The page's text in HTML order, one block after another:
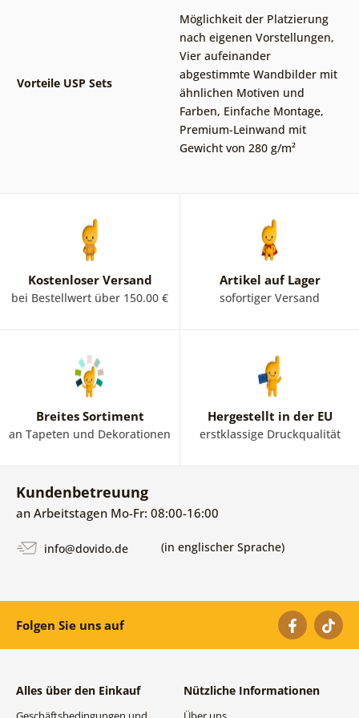
Vorteile USP Sets
Möglichkeit der Platzierung
nach eigenen Vorstellungen,
Vier aufeinander
abgestimmte Wandbilder mit
ähnlichen Motiven und
Farben, Einfache Montage,
Premium-Leinwand mit
Gewicht von 280 g/m²
Kostenloser Versand
bei Bestellwert über 150.00 €
Artikel auf Lager
sofortiger Versand
Breites Sortiment
an Tapeten und Dekorationen
Hergestellt in der EU
erstklassige Druckqualität
Kundenbetreuung
an Arbeitstagen Mo-Fr: 08:00-16:00
info@dovido.de (in englischer Sprache)
Folgen Sie uns auf
Alles über den Einkauf Nützliche Informationen